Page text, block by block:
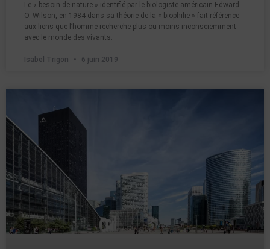
Le « besoin de nature » identifié par le biologiste américain Edward
O. Wilson, en 1984 dans sa théorie de la « biophilie » fait référence
aux liens que l’homme recherche plus ou moins inconsciemment
avec le monde des vivants.
Isabel Trigon 6 juin 2019